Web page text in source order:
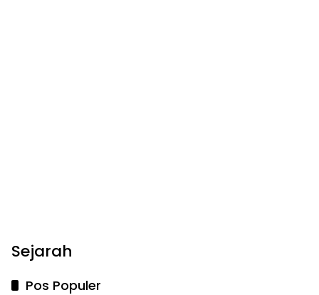
Sejarah
Pos Populer